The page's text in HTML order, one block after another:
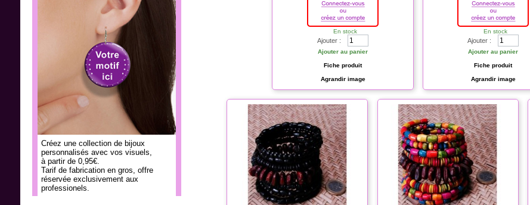
Créez une collection de bijoux
personnalisés avec vos visuels,
à partir de 0,95€.
Tarif de fabrication en gros, offre
réservée exclusivement aux
professionels.
En stock
Ajouter :
Ajouter au panier
Fiche produit
Agrandir image
En stock
Ajouter :
Ajouter au panier
Fiche produit
Agrandir image